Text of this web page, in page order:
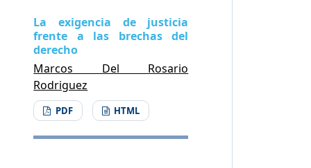
La exigencia de justicia
frente a las brechas del
derecho
Marcos Del Rosario
Rodriguez
PDF HTML